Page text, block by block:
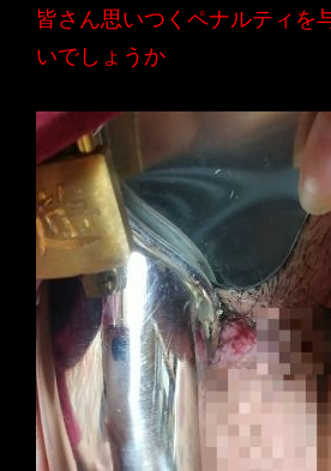
皆さん思いつくペナルティを
いでしょうか